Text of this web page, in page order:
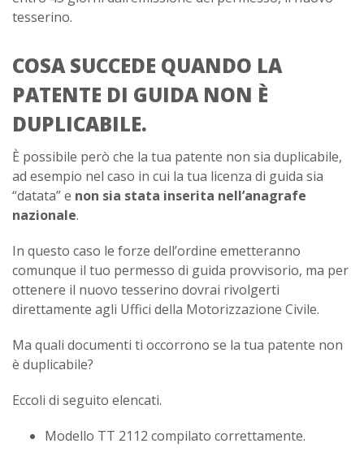
tesserino.
COSA SUCCEDE QUANDO LA
PATENTE DI GUIDA NON È
DUPLICABILE.
È possibile però che la tua patente non sia duplicabile,
ad esempio nel caso in cui la tua licenza di guida sia
“datata” e non sia stata inserita nell’anagrafe
nazionale.
In questo caso le forze dell’ordine emetteranno
comunque il tuo permesso di guida provvisorio, ma per
ottenere il nuovo tesserino dovrai rivolgerti
direttamente agli Uffici della Motorizzazione Civile.
Ma quali documenti ti occorrono se la tua patente non
è duplicabile?
Eccoli di seguito elencati.
Modello TT 2112 compilato correttamente.